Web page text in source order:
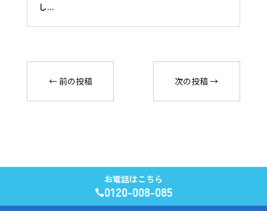
し...
← 前の投稿 次の投稿→
お電話はこちら
0120-008-085